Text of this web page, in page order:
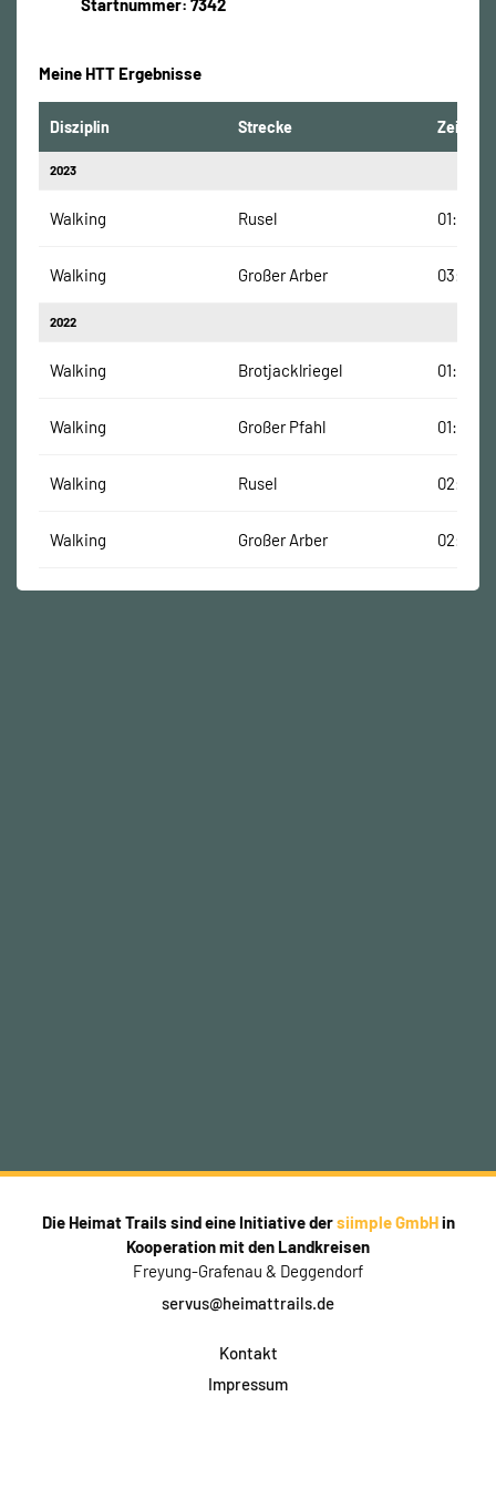
Startnummer: 7342
Meine HTT Ergebnisse
Disziplin Strecke Zeit
2023
Walking Rusel
Walking Großer Arber
2022
Walking Brotjacklriegel
Walking Großer Pfahl
Walking Rusel
Walking Großer Arber
Die Heimat Trails sind eine Initiative dersiimple GmbHin
Kooperation mit den Landkreisen
Freyung-Grafenau & Deggendorf
servus@heimattrails.de
Kontakt
Impressum